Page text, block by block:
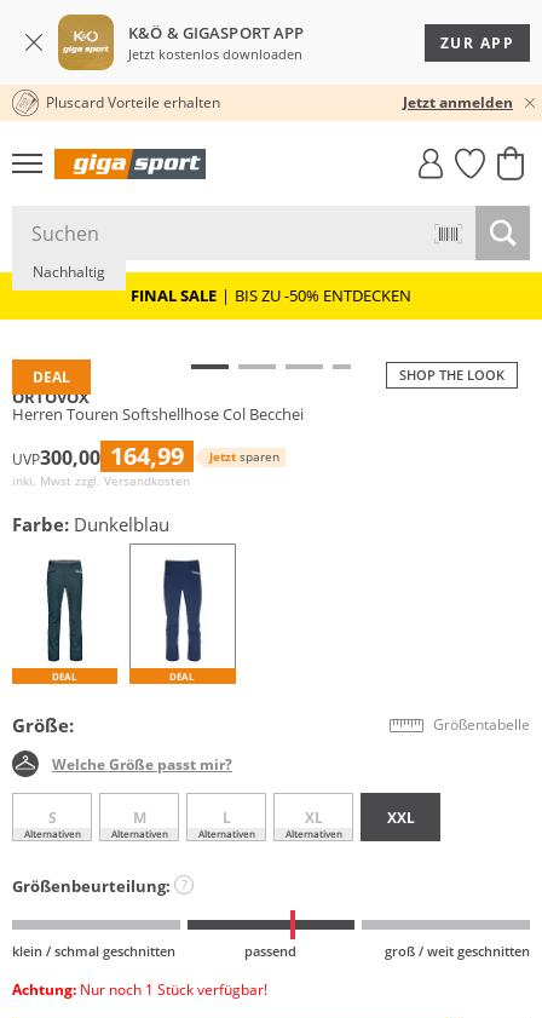
K&Ö & GIGASPORT APP
Jetzt kostenlos downloaden
ZUR APP
30 TAGE RÜCKGABERECHT
Pluscard Vorteile erhalten Jetzt anmelden
GIGASTYLE
FAHRRAD­
MUST-HAVE
FINAL SALE | BIS ZU -50% ENTDECKEN
SHOP THE LOOK
DEAL
Nachhaltig
ORTOVOX
Herren Touren Softshellhose Col Becchei
UVP300,00 164,99 Jetzt sparen
inkl. Mwst zzgl. Versandkosten
Farbe: Dunkelblau
DEAL DEAL
Größe: Größentabelle
Welche Größe passt mir?
S
Alternativen
M
Alternativen
L
Alternativen
XL
Alternativen
XXL
Größenbeurteilung: ?
klein / schmal geschnitten passend groß / weit geschnitten
Achtung: Nur noch 1 Stück verfügbar!